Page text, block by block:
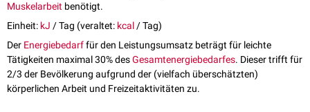
Muskelarbeit benötigt.
Einheit: kJ / Tag (veraltet: kcal/ Tag)
Der Energiebedarffür den Leistungsumsatz beträgt für leichte
Tätigkeiten maximal 30% desGesamtenergiebedarfes. Dieser trifft für
2/3 der Bevölkerung aufgrund der (vielfach überschätzten)
körperlichen Arbeit und Freizeitaktivitäten zu.